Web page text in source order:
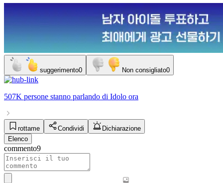
suggerimento0 Non consigliato0
507K persone stanno parlando di Idolo ora
rottame Condividi
Dichiarazione
Elenco
commento9